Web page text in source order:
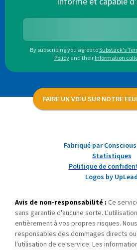
By subscribing you agree toSubstack's
Policy and their Information
FAIRE UN VŒU SUR NOTRE
Fabriqué par
Statistiques
Politique de
Logos by UpLead
Avis de non-responsabilité : Ce
sans garantie d'aucune sorte.
entièrement à vos propres risques.
responsables des dommages directs
l'utilisation de ce service. Les